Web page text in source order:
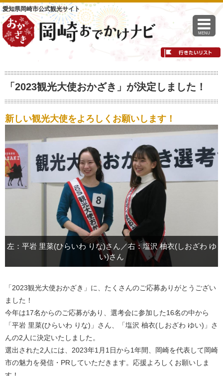
愛知県岡崎市公式観光サイト
MENU
「2023観光大使おかざき」が決定しました！
新しい観光大使をよろしくお願いします！
左：平岩 里菜(ひらいわ りな)さん／右：塩沢 柚衣(しおざわ ゆ
い)さん
「2023観光大使おかざき」に、たくさんのご応募ありがとうござい
ました！
今年は17名からのご応募があり、選考会に参加した16名の中から
「平岩 里菜(ひらいわ りな)」さん、「塩沢 柚衣(しおざわ ゆい)」さ
んの2人に決定いたしました。
選出された2人には、2023年1月1日から1年間、岡崎を代表して岡崎
市の魅力を発信・PRしていただきます。応援よろしくお願いしま